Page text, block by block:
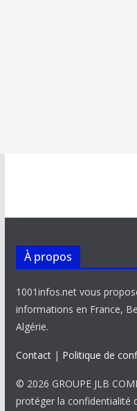
À propos
1001infos.net vous
informations en France,
Algérie.
Contact| Politique de
© 2026 GROUPE JLB
protéger la confidentialité